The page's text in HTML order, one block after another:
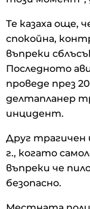
Те казаха още,
спокойна,
въпреки
Последното
проведе през
делтапланер
инцидент.
Друг трагичен
г., когато
въпреки че
безопасно.